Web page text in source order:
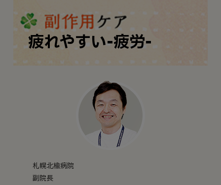
疲れやすい-疲労-
札幌北楡病院
副院長